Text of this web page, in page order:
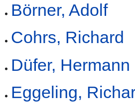
Börner, Adolf
Cohrs, Richard
Düfer, Hermann
Eggeling,